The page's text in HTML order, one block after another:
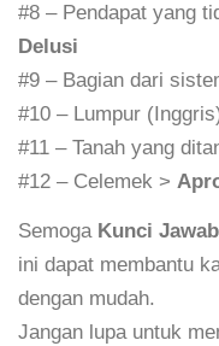
#8 – Pendapat yang
Delusi
#9 – Bagian dari
#10 – Lumpur
#11 – Tanah yang
#12 – Celemek >
Semoga Kunci
ini dapat membantu
dengan mudah.
Jangan lupa untuk